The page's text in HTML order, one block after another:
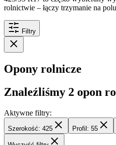
rolnictwie – łączy trzymanie na
Filtry
Opony rolnicze
Znaleźliśmy 2 opon
Aktywne filtry:
Szerokość: 425 Profil: 55